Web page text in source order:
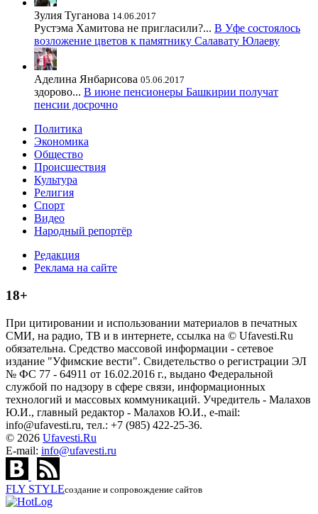
Зулия Туганова 14.06.2017
Рустэма Хамитова не пригласили?... В Уфе состоялось
возложение цветов к памятнику Салавату Юлаеву
Аделина Янбарисова 05.06.2017
здорово... В июне пенсионеры Башкирии получат
пенсии досрочно
Политика
Экономика
Общество
Происшествия
Культура
Религия
Спорт
Видео
Народный репортёр
Редакция
Реклама на сайте
18+
При цитировании и использовании материалов в печатных
СМИ, на радио, ТВ и в интернете, ссылка на © Ufavesti.Ru
обязательна. Средство массовой информации - сетевое
издание "Уфимские вести". Свидетельство о регистрации ЭЛ
№ ФС 77 - 64911 от 16.02.2016 г., выдано Федеральной
службой по надзору в сфере связи, информационных
технологий и массовых коммуникаций. Учредитель - Малахов
Ю.И., главный редактор - Малахов Ю.И., e-mail:
info@ufavesti.ru, тел.: +7 (985) 422-25-36.
© 2026 Ufavesti.Ru
E-mail: info@ufavesti.ru
FLY STYLEсоздание и сопровождение сайтов